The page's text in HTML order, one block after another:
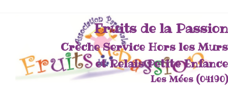
Fruits de la Passion
Crèche Service Hors les Murs
et Relais Petite Enfance
Les Mées (04190)